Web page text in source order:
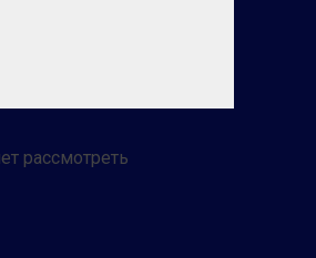
рассмотреть